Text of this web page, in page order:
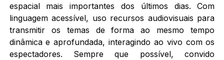
espacial mais importantes dos últimos dias. Com
linguagem acessível, uso recursos audiovisuais para
transmitir os temas de forma ao mesmo tempo
dinâmica e aprofundada, interagindo ao vivo com os
espectadores. Sempre que possível, convido